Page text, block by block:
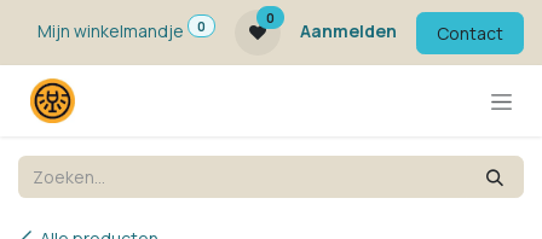
Mijn winkelmandje
0
0
Aanmelden Contact